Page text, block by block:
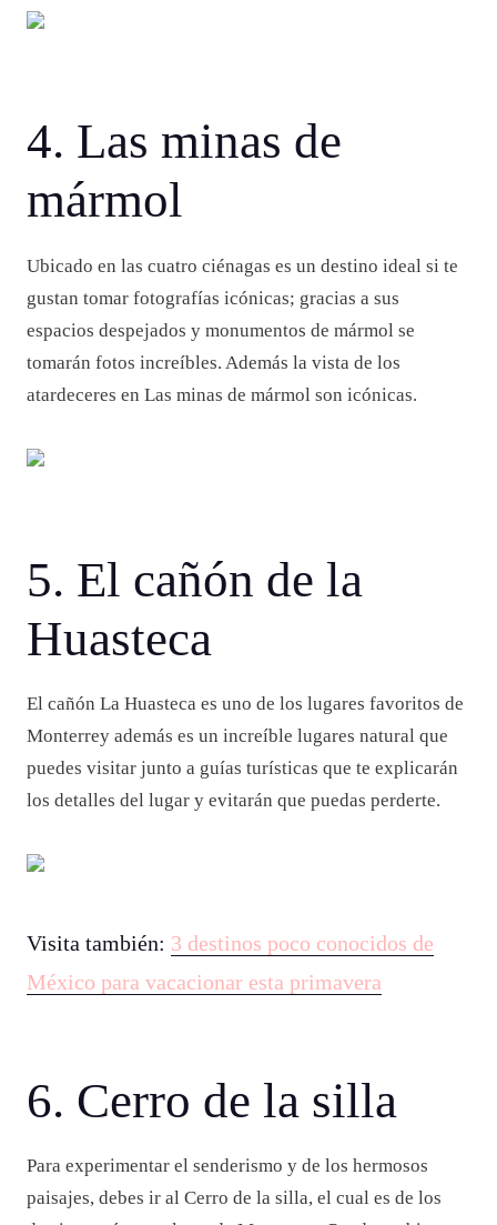
4. Las minas de
mármol
Ubicado en las cuatro ciénagas es un destino ideal si te
gustan tomar fotografías icónicas; gracias a sus
espacios despejados y monumentos de mármol se
tomarán fotos increíbles. Además la vista de los
atardeceres en Las minas de mármol son icónicas.
5. El cañón de la
Huasteca
El cañón La Huasteca es uno de los lugares favoritos de
Monterrey además es un increíble lugares natural que
puedes visitar junto a guías turísticas que te explicarán
los detalles del lugar y evitarán que puedas perderte.
Visita también: 3 destinos poco conocidos de
México para vacacionar esta primavera
6. Cerro de la silla
Para experimentar el senderismo y de los hermosos
paisajes, debes ir al Cerro de la silla, el cual es de los